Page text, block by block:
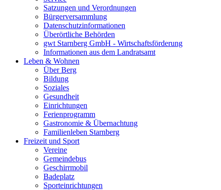
Satzungen und Verordnungen
Bürgerversammlung
Datenschutzinformationen
Überörtliche Behörden
gwt Starnberg GmbH - Wirtschaftsförderung
Informationen aus dem Landratsamt
Leben & Wohnen
Über Berg
Bildung
Soziales
Gesundheit
Einrichtungen
Ferienprogramm
Gastronomie & Übernachtung
Familienleben Starnberg
Freizeit und Sport
Vereine
Gemeindebus
Geschirrmobil
Badeplatz
Sporteinrichtungen